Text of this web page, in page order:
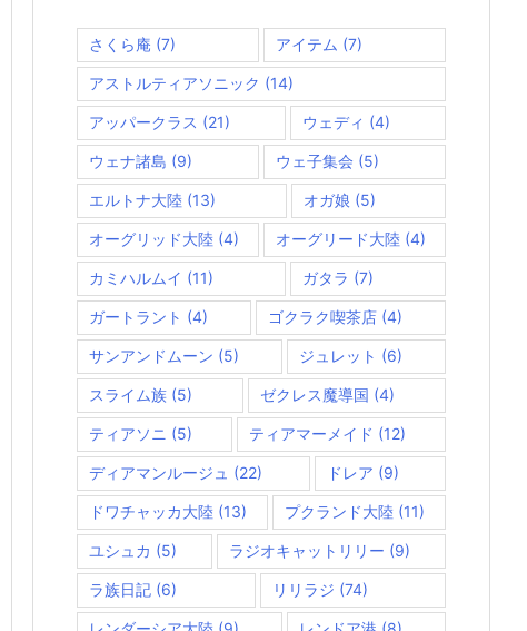
さくら庵 (7) アイテム (7)
アストルティアソニック (14)
アッパークラス (21) ウェディ (4)
ウェナ諸島 (9) ウェ子集会 (5)
エルトナ大陸 (13) オガ娘 (5)
オーグリッド大陸 (4) オーグリード大陸 (4)
カミハルムイ (11) ガタラ (7)
ガートラント (4) ゴクラク喫茶店 (4)
サンアンドムーン (5) ジュレット (6)
スライム族 (5) ゼクレス魔導国 (4)
ティアソニ (5) ティアマーメイド (12)
ディアマンルージュ (22) ドレア (9)
ドワチャッカ大陸 (13) プクランド大陸 (11)
ユシュカ (5) ラジオキャットリリー (9)
ラ族日記 (6) リリラジ (74)